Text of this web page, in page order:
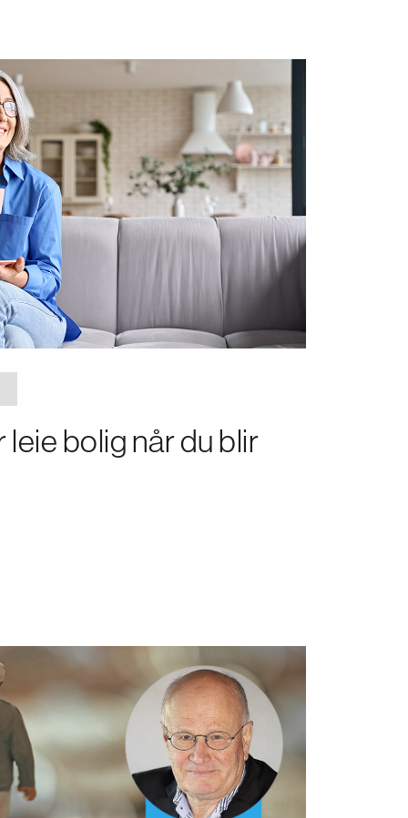
leie bolig når du blir